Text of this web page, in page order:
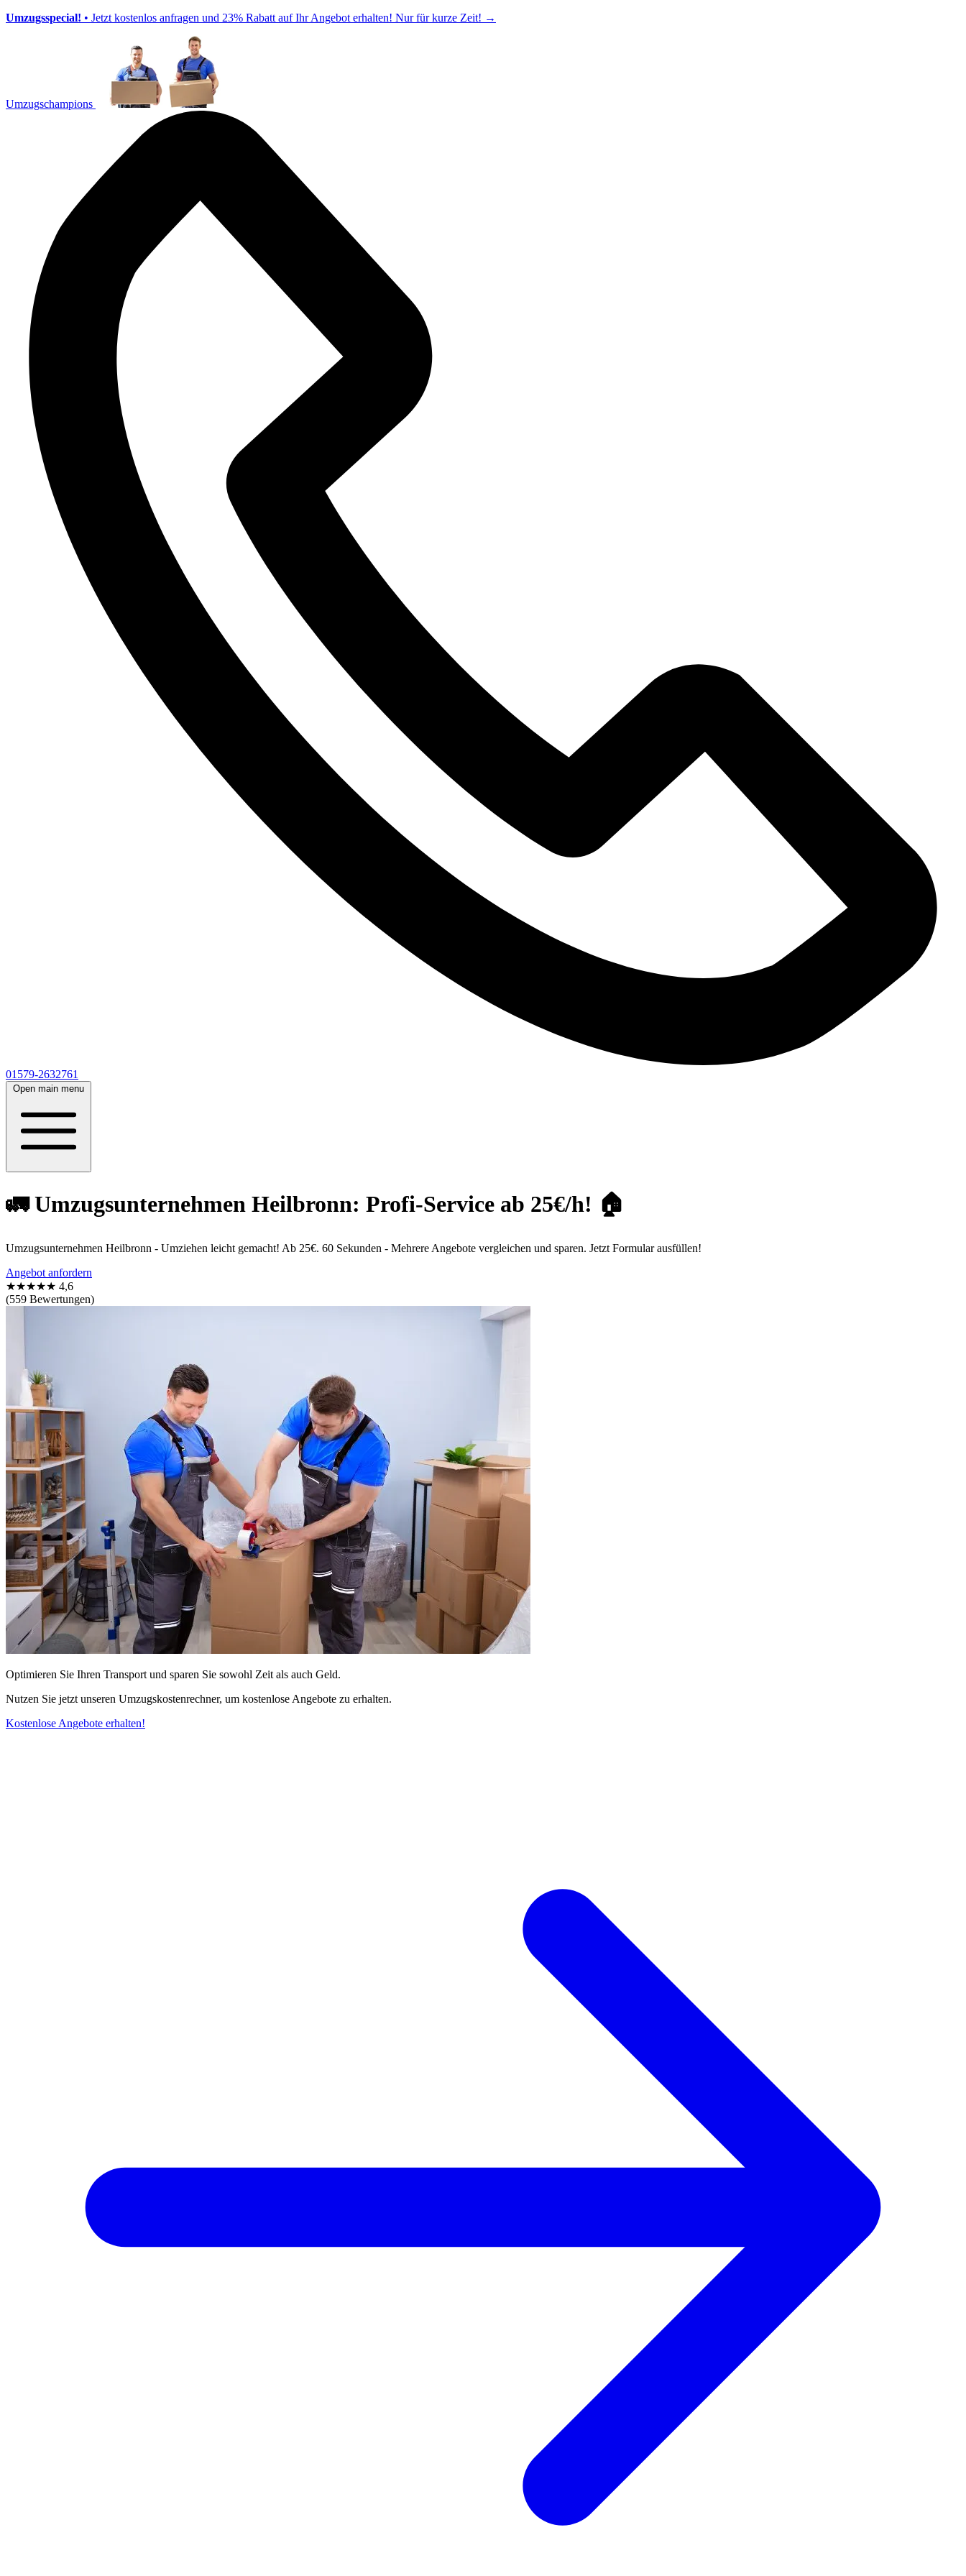
Umzugsspecial! • Jetzt kostenlos anfragen und 23% Rabatt auf Ihr Angebot erhalten! Nur für kurze Zeit! →
Umzugschampions
01579-2632761
Open main menu
🚛 Umzugsunternehmen Heilbronn: Profi-Service ab 25€/h! 🏠
Umzugsunternehmen Heilbronn - Umziehen leicht gemacht! Ab 25€. 60 Sekunden - Mehrere Angebote vergleichen und sparen. Jetzt Formular ausfüllen!
Angebot anfordern
★★★★★ 4,6
(559 Bewertungen)
Optimieren Sie Ihren Transport und sparen Sie sowohl Zeit als auch Geld.
Nutzen Sie jetzt unseren Umzugskostenrechner, um kostenlose Angebote zu erhalten.
Kostenlose Angebote erhalten!